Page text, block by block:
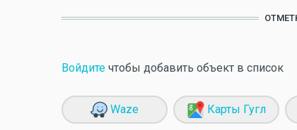
Войдите чтобы добавить объект в список
Waze Карты Гугл